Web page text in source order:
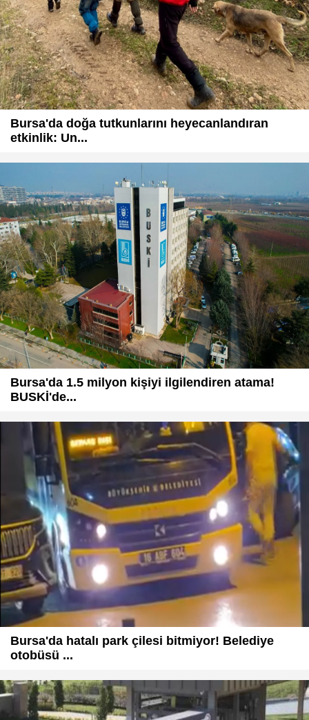
Bursa'da doğa tutkunlarını heyecanlandıran
etkinlik: Un...
Bursa'da 1.5 milyon kişiyi ilgilendiren atama!
BUSKİ'de...
Bursa'da hatalı park çilesi bitmiyor! Belediye
otobüsü ...